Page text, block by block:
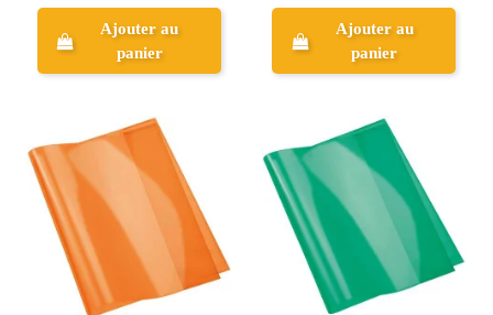
Ajouter au
panier
Ajouter au
panier